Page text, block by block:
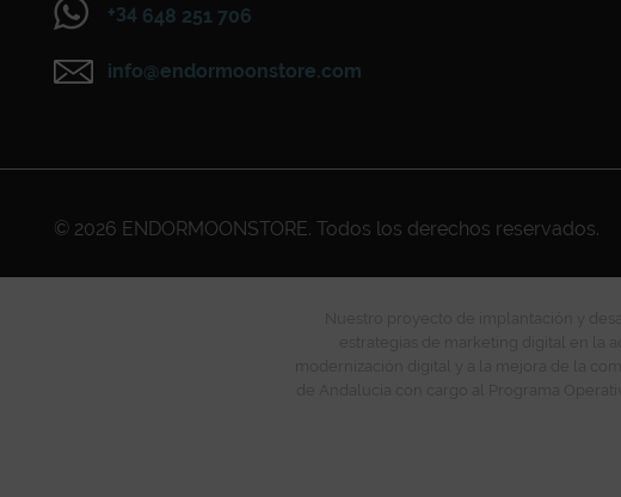
+34 648 251 706
info@endormoonstore.com
© 2026 ENDORMOONSTORE. Todos los derechos reservados.